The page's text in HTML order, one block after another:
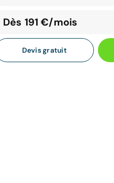
Dès 191 €/mois
Devis gratuit